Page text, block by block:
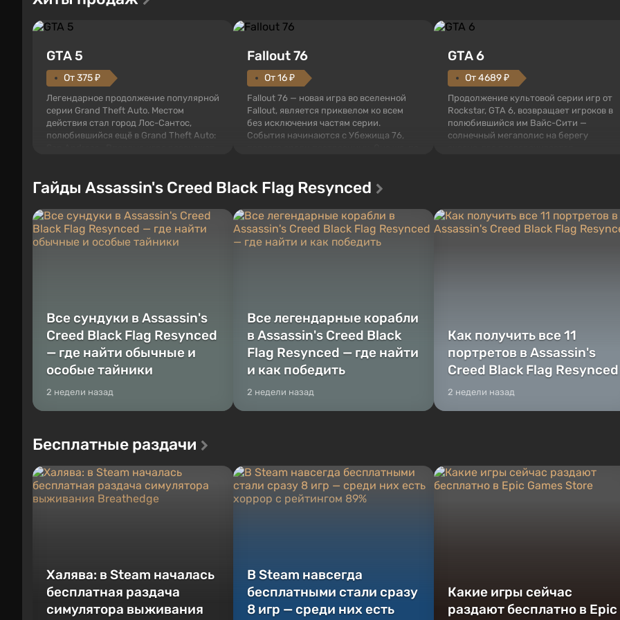
GTA 5
От 375 ₽
Легендарное продолжение популярной
серии Grand Theft Auto. Местом
действия стал город Лос-Сантос,
полюбившийся ещё в Grand Theft Auto:
которыми вы сможете переключаться в
любое время. Жанр и...
Fallout 76
От 16 ₽
Fallout 76 — новая игра во вселенной
Fallout, является приквелом ко всем
без исключения частям серии.
События начинаются с Убежища 76,
как на Америку упадут ядерные бомбы.
Место действия Fallout...
GTA 6
От 4689 ₽
Продолжение культовой серии игр от
Rockstar, GTA 6, возвращает игроков в
полюбившийся им Вайс-Сити —
солнечный мегаполис на берегу
неприятности. И...
Гайды Assassin's Creed Black Flag Resynced
Все сундуки в Assassin's
Creed Black Flag Resynced
— где найти обычные и
особые тайники
2 недели назад
Все легендарные корабли
в Assassin's Creed Black
Flag Resynced — где найти
и как победить
2 недели назад
Как получить все 11
портретов в Assassin's
Creed Black Flag Resynced
2 недели назад
Бесплатные раздачи
Халява: в Steam началась
бесплатная раздача
симулятора выживания
В Steam навсегда
бесплатными стали сразу
8 игр — среди них есть
Какие игры сейчас
раздают бесплатно в Epic